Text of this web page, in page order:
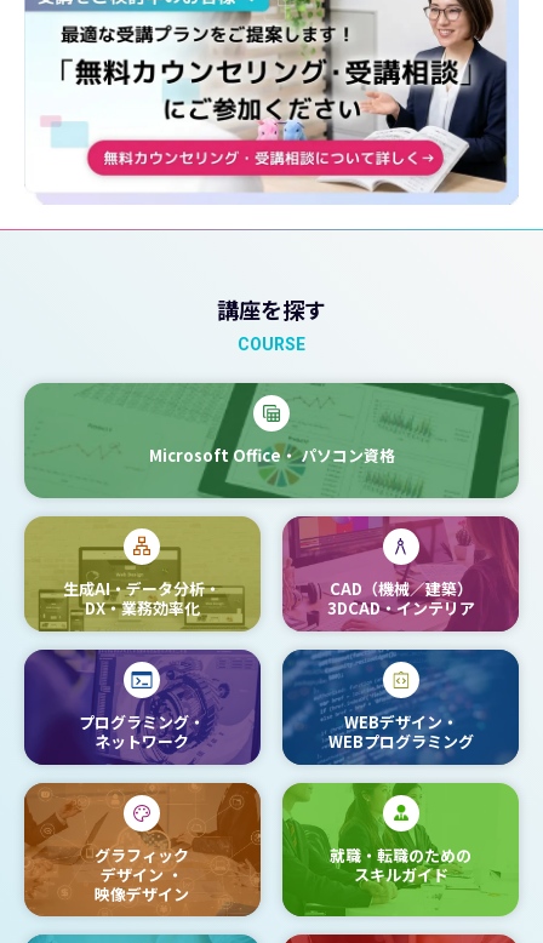
講座を探す
COURSE
Microsoft Office・パソコン資格
生成AI・データ分析・
DX・業務効率化
CAD（機械／建築）
3DCAD・インテリア
プログラミング・
ネットワーク
WEBデザイン・
WEBプログラミング
グラフィック
デザイン ・
映像デザイン
就職・転職のための
スキルガイド